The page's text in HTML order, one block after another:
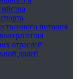
питания
отраслей
долей